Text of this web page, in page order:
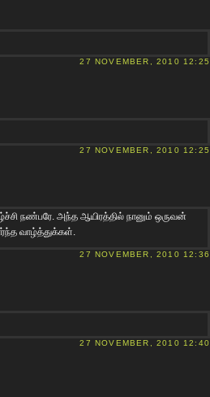
27 NOVEMBER, 2010 12:25
27 NOVEMBER, 2010 12:25
நண்பரே. அந்த ஆயிரத்தில் நானும் ஒருவன்
வாழ்த்துக்கள்.
27 NOVEMBER, 2010 12:36
27 NOVEMBER, 2010 12:40